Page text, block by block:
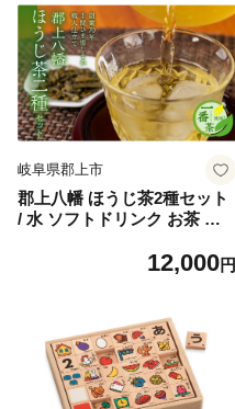
人気 おすすめ ふるさと 明宝
ハム ソーセージ フランク ウ
インナー 食べ比べ 食品 肉加
工品 加工品 セット 詰め合わ
せ 冷蔵 岐阜県 手土産 お弁当
お中元 BBQ おかず おやつ
ブランド 人気 おすすめ
岐阜県郡上市
郡上八幡 ほうじ茶2種セット
/ 水 ソフトドリンク お茶 紅
田中茶舗 水出し可 国産茶
12,000円